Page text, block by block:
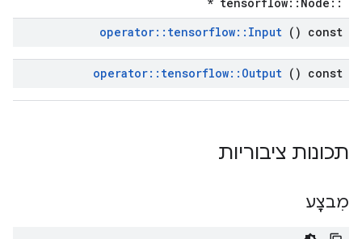
operator:: tensorflow:: Input () const
operator:: tensorflow:: Output () const
תכונות ציבוריות
מִבצָע